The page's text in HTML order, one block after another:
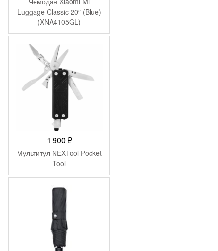
составляла
14
990 ₽.
12
Luggage Classic 20″ (Blue)
(XNA4105GL)
1 900 ₽
Мультитул NEXTool Pocket
Tool